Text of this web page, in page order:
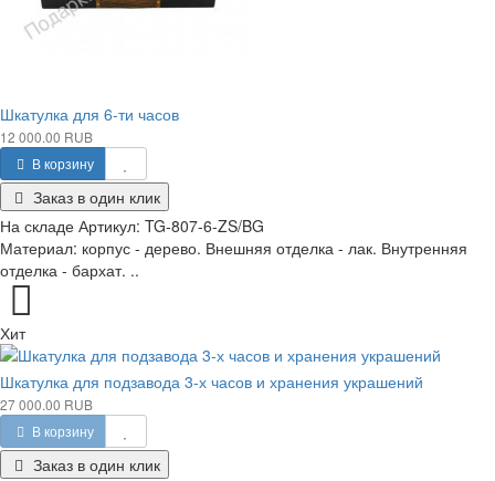
Шкатулка для 6-ти часов
12 000.00 RUB
В корзину
Заказ в один клик
На складе Артикул: TG-807-6-ZS/BG
Материал: корпус - дерево. Внешняя отделка - лак. Внутренняя
отделка - бархат. ..
Хит
Шкатулка для подзавода 3-х часов и хранения украшений
27 000.00 RUB
В корзину
Заказ в один клик